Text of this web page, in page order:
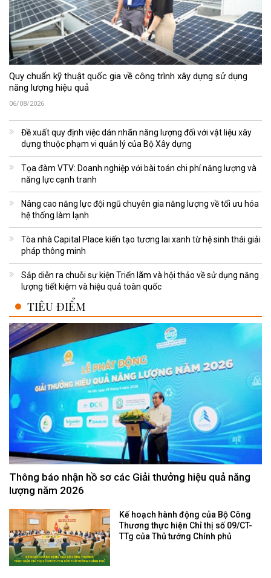
Quy chuẩn kỹ thuật quốc gia về công trình xây dựng sử dụng
năng lượng hiệu quả
06/08/2026
Đề xuất quy định việc dán nhãn năng lượng đối với vật liệu xây
dựng thuộc phạm vi quản lý của Bộ Xây dựng
Tọa đàm VTV: Doanh nghiệp với bài toán chi phí năng lượng và
năng lực cạnh tranh
Nâng cao năng lực đội ngũ chuyên gia năng lượng về tối ưu hóa
hệ thống làm lạnh
Tòa nhà Capital Place kiến tạo tương lai xanh từ hệ sinh thái giải
pháp thông minh
Sắp diễn ra chuỗi sự kiện Triển lãm và hội thảo về sử dụng năng
lượng tiết kiệm và hiệu quả toàn quốc
TIÊU ĐIỂM
Thông báo nhận hồ sơ các Giải thưởng hiệu quả năng
lượng năm 2026
Kế hoạch hành động của Bộ Công
Thương thực hiện Chỉ thị số 09/CT-
TTg của Thủ tướng Chính phủ